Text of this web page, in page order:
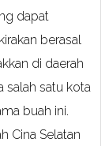
dapat
berasal
di daerah
salah satu kota
buah ini.
Cina Selatan